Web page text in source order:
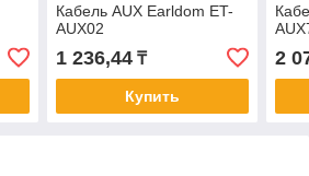
Кабель AUX Earldom ET-
AUX02
1 236,44₸
Купить
2